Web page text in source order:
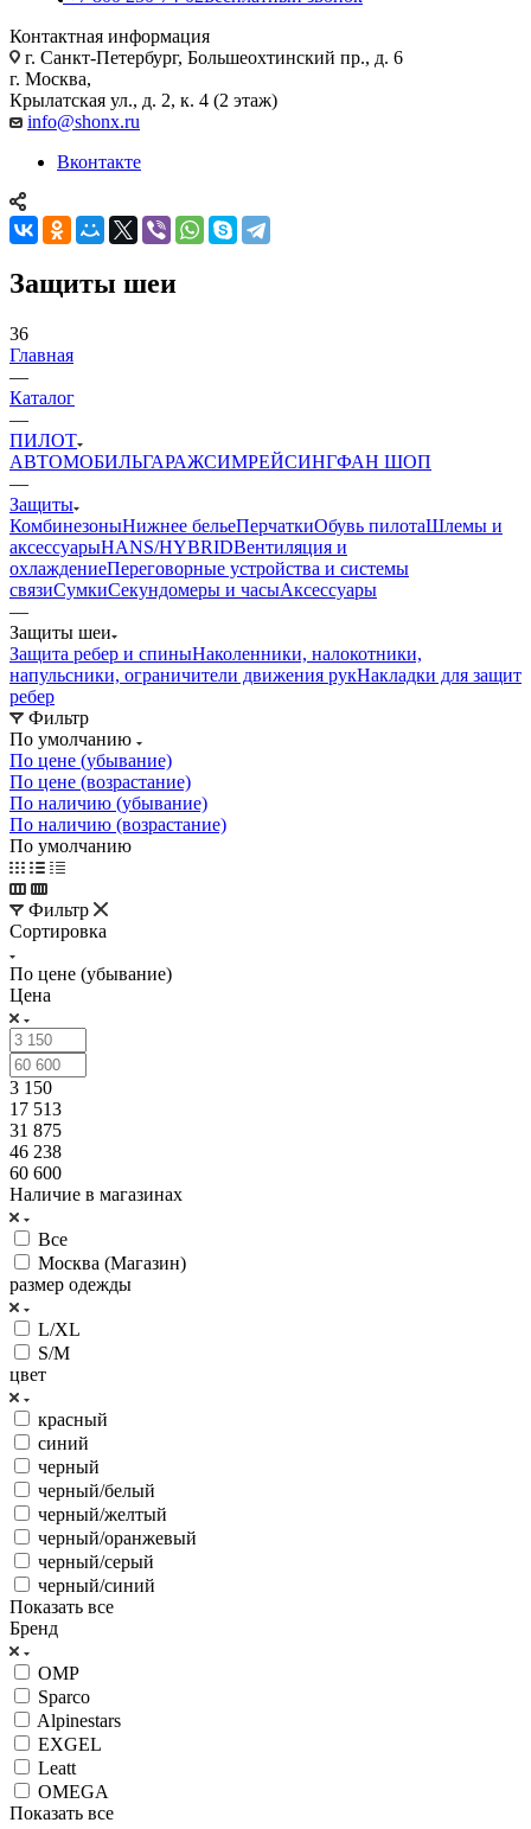
Контактная информация
г. Санкт-Петербург, Большеохтинский пр., д. 6
г. Москва,
Крылатская ул., д. 2, к. 4 (2 этаж)
info@shonx.ru
Вконтакте
Защиты шеи
36
Главная
—
Каталог
—
ПИЛОТ
АВТОМОБИЛЬГАРАЖСИМРЕЙСИНГФАН ШОП
—
Защиты
КомбинезоныНижнее бельеПерчаткиОбувь пилотаШлемы и
аксессуарыHANS/HYBRIDВентиляция и
охлаждениеПереговорные устройства и системы
связиСумкиСекундомеры и часыАксессуары
—
Защиты шеи
Защита ребер и спиныНаколенники, налокотники,
напульсники, ограничители движения рукНакладки для защит
ребер
Фильтр
По умолчанию
По цене (убывание)
По цене (возрастание)
По наличию (убывание)
По наличию (возрастание)
По умолчанию
Фильтр
Сортировка
По цене (убывание)
Цена
3 150
17 513
31 875
46 238
60 600
Наличие в магазинах
Все
Москва (Магазин)
размер одежды
L/XL
S/M
цвет
красный
синий
черный
черный/белый
черный/желтый
черный/оранжевый
черный/серый
черный/синий
Показать все
Бренд
OMP
Sparco
Alpinestars
EXGEL
Leatt
OMEGA
Показать все